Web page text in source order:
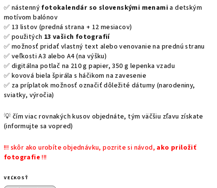
✅ nástenný fotokalendár so slovenskými menami a detským
motívom balónov
✅ 13 listov (predná strana + 12 mesiacov)
✅ použitých 13 vašich fotografií
✅ možnosť pridať vlastný text alebo venovanie na prednú stranu
✅ veľkosti A3 alebo A4 (na výšku)
✅ digitálna potlač na 210 g papier, 350 g lepenka vzadu
✅ kovová biela špirála s háčikom na zavesenie
✅ za príplatok možnosť označiť dôležité dátumy (narodeniny,
sviatky, výročia)
💡 čím viac rovnakých kusov objednáte, tým väčšiu zľavu získate
(informujte sa vopred)
!!! skôr ako urobíte objednávku, pozrite si návod, ako priložiť
fotografie !!!
VEĽKOSŤ